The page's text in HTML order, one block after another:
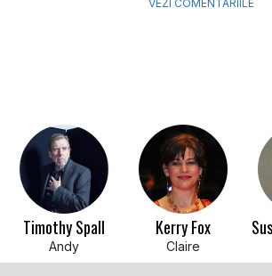
VEZI COMENTARIILE
Timothy Spall
Andy
Kerry Fox
Claire